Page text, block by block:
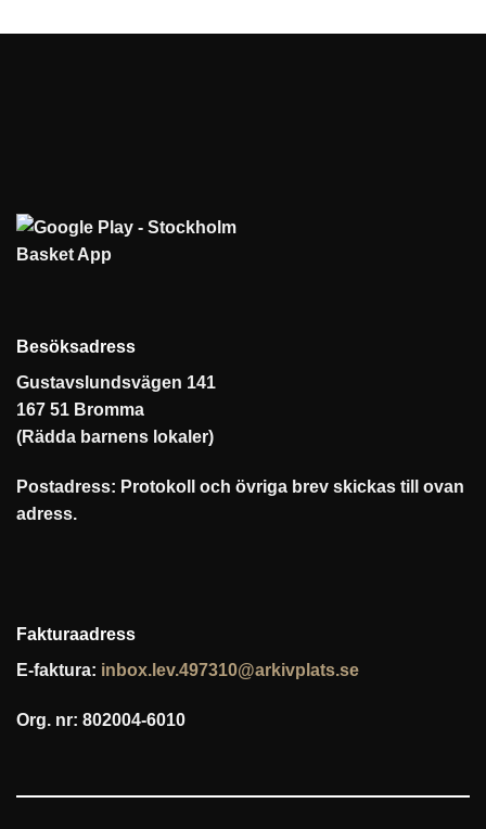
Besöksadress
Gustavslundsvägen 141
167 51 Bromma
(Rädda barnens lokaler)
Postadress: Protokoll och övriga brev skickas till ovan
adress.
Fakturaadress
E-faktura: inbox.lev.497310@arkivplats.se
Org. nr: 802004-6010